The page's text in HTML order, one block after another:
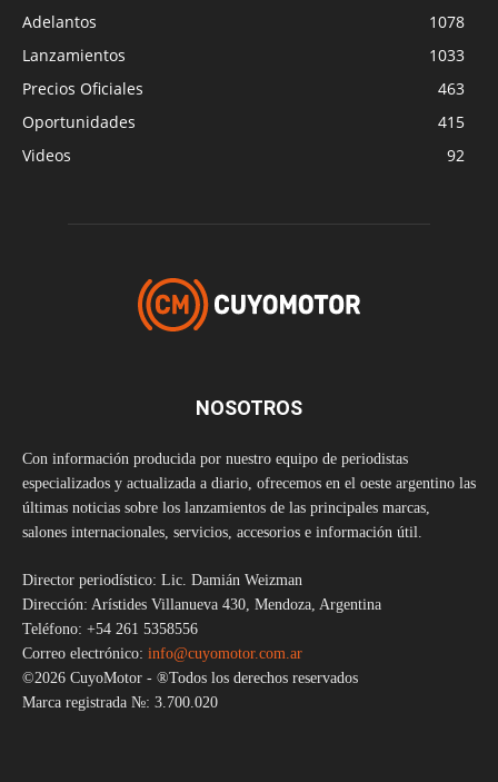
Adelantos
1078
Lanzamientos
1033
Precios Oficiales
463
Oportunidades
415
Videos
92
NOSOTROS
Con información producida por nuestro equipo de periodistas
especializados y actualizada a diario, ofrecemos en el oeste argentino las
últimas noticias sobre los lanzamientos de las principales marcas,
salones internacionales, servicios, accesorios e información útil.
Director periodístico: Lic. Damián Weizman
Dirección: Arístides Villanueva 430, Mendoza, Argentina
Teléfono: +54 261 5358556
Correo electrónico: info@cuyomotor.com.ar
©2026 CuyoMotor - ®Todos los derechos reservados
Marca registrada №: 3.700.020